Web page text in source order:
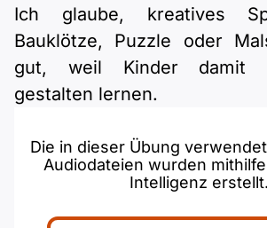
Ich glaube, kreatives
Bauklötze, Puzzle oder
gut, weil Kinder damit
gestalten lernen.
Die in dieser Übung
Audiodateien wurden
Intelligenz erstellt.